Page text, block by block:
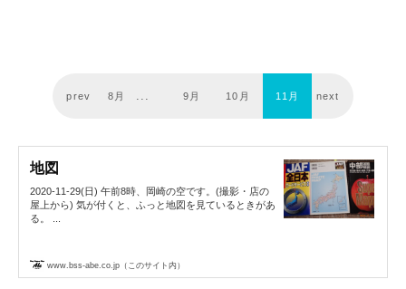
prev 8月 9月 10月 11月 next
地図
2020-11-29(日) 午前8時、岡崎の空です。(撮影・店の
屋上から) 気が付くと、ふっと地図を見ているときがあ
る。 ...
www.bss-abe.co.jp（このサイト内）